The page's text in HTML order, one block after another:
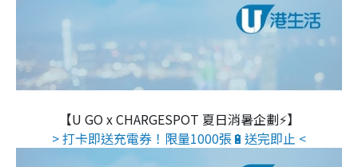
【U GO x CHARGESPOT 夏日消暑企劃⚡】
> 打卡即送充電券！限量1000張🔋送完即止 <